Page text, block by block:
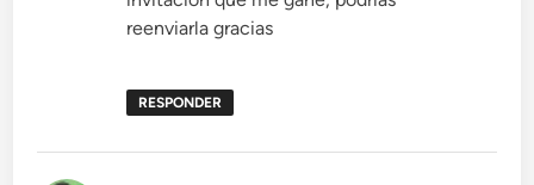
reenviarla gracias
RESPONDER